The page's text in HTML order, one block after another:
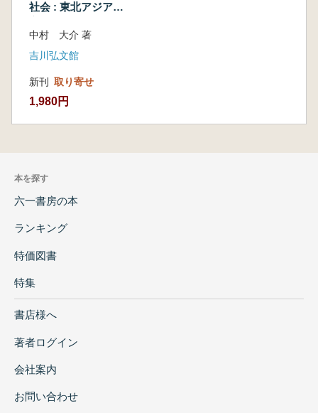
社会 : 東北アジアの
中村 大介 著
吉川弘文館
新刊 取り寄せ
1,980円
本を探す
六一書房の本
ランキング
特価図書
特集
書店様へ
著者ログイン
会社案内
お問い合わせ